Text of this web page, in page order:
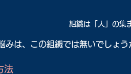
組織は「人」の集
みは、この組織では無いでしょう
法